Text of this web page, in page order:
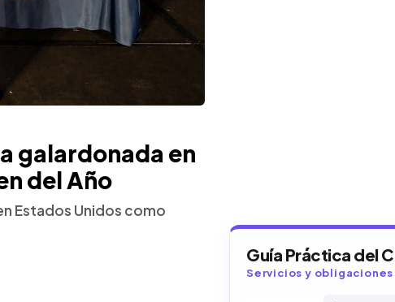
galardonada en
del Año
Estados Unidos como
Guía Práctica del
Servicios y